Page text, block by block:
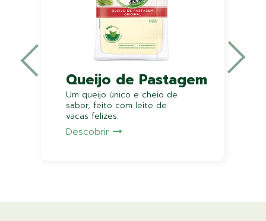
Queijo de Pastagem
Um queijo único e cheio de
sabor, feito com leite de
vacas felizes.
Descobrir